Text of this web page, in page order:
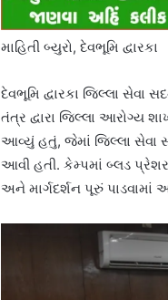
માહિતી બ્યુરો, દેવભૂમિ દ્વારકા
દેવભૂમિ દ્વારકા જિલ્લા સેવા
તંત્ર દ્વારા જિલ્લા આરોગ્ય
આવ્યું હતું, જેમાં જિલ્લા સેવા
આવી હતી. કેમ્પમાં બ્લડ
અને માર્ગદર્શન પૂરું પાડવામાં